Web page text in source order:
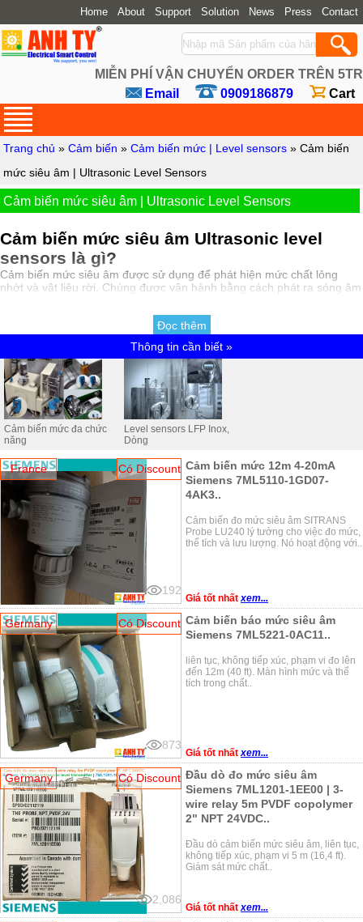
Home About Support Solution News Press Contact
MIỄN PHÍ VẬN CHUYỂN ORDER TRÊN 5TR
Email
0909186879 Cart
Trang chủ »Cảm biến »Cảm biến mức | Level sensors »Cảm biến
mức siêu âm | Ultrasonic Level Sensors
Cảm biến mức siêu âm | Ultrasonic Level Sensors
Cảm biến mức siêu âm Ultrasonic level
sensors là gì?
Cảm biến mức siêu âm được sử dụng để phát hiện mức chất lỏng
nhớt và vật liệu rời. Chúng được vận hành bằng cách phát ra sóng âm
Phản ứng của cảm biến siêu âm bị ảnh hưởng bởi áp suất, nhiễu loạn,
độ ẩm và nhiệt độ. Ngoài ra, bộ chuyển đổi được yêu cầu phải được
gắn một cách thích hợp để có được phản ứng tốt hơn.
Dưới đây là danh sách các loại cảm biến mức siêu âm
Ultrasonic level sensors tai DienElectric phân phối
Đọc thêm
Thông tin cần biết »
Cảm biến mức đa chức
năng
Level sensors LFP Inox,
Dòng
France Có Discount
192
Cảm biến mức 12m 4-20mA
Siemens 7ML5110-1GD07-
4AK3..
Cảm biến đo mức siêu âm SITRANS
Probe LU240 lý tưởng cho việc đo mức,
thể tích và lưu lượng. Nó hoạt động với..
Giá tốt nhấtxem...
Germany Có Discount
873
Cảm biến báo mức siêu âm
Siemens 7ML5221-0AC11..
liên tục, không tiếp xúc, phạm vi đo lên
đến 12m (40 ft). Màn hình mức và thể
tích trong chất..
Giá tốt nhấtxem...
Germany Có Discount
2,086
Đầu dò đo mức siêu âm
Siemens 7ML1201-1EE00 | 3-
wire relay 5m PVDF copolymer
2" NPT 24VDC..
Đầu dò cảm biến mức siêu âm, liên tục,
không tiếp xúc, phạm vi 5 m (16,4 ft).
Giám sát mức chất..
Giá tốt nhấtxem...